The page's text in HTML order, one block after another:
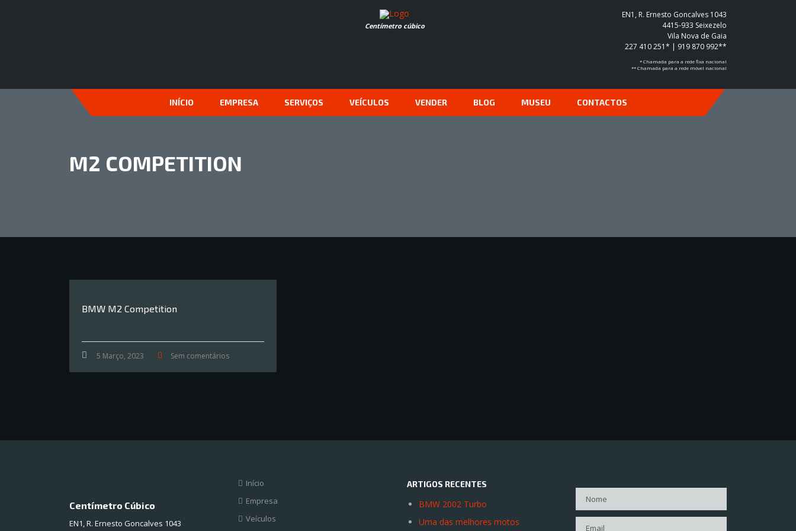
Centímetro cúbico
EN1, R. Ernesto Goncalves 1043
4415-933 Seixezelo
Vila Nova de Gaia
227 410 251* | 919 870 992**
* Chamada para a rede fixa nacional
** Chamada para a rede móvel nacional
INÍCIO EMPRESA SERVIÇOS VEÍCULOS VENDER BLOG MUSEU CONTACTOS
M2 COMPETITION
BMW M2 Competition
5 Março, 2023 Sem comentários
Centímetro Cúbico
EN1, R. Ernesto Goncalves 1043
Início
Empresa
Veículos
ARTIGOS RECENTES
BMW 2002 Turbo
Uma das melhores motos